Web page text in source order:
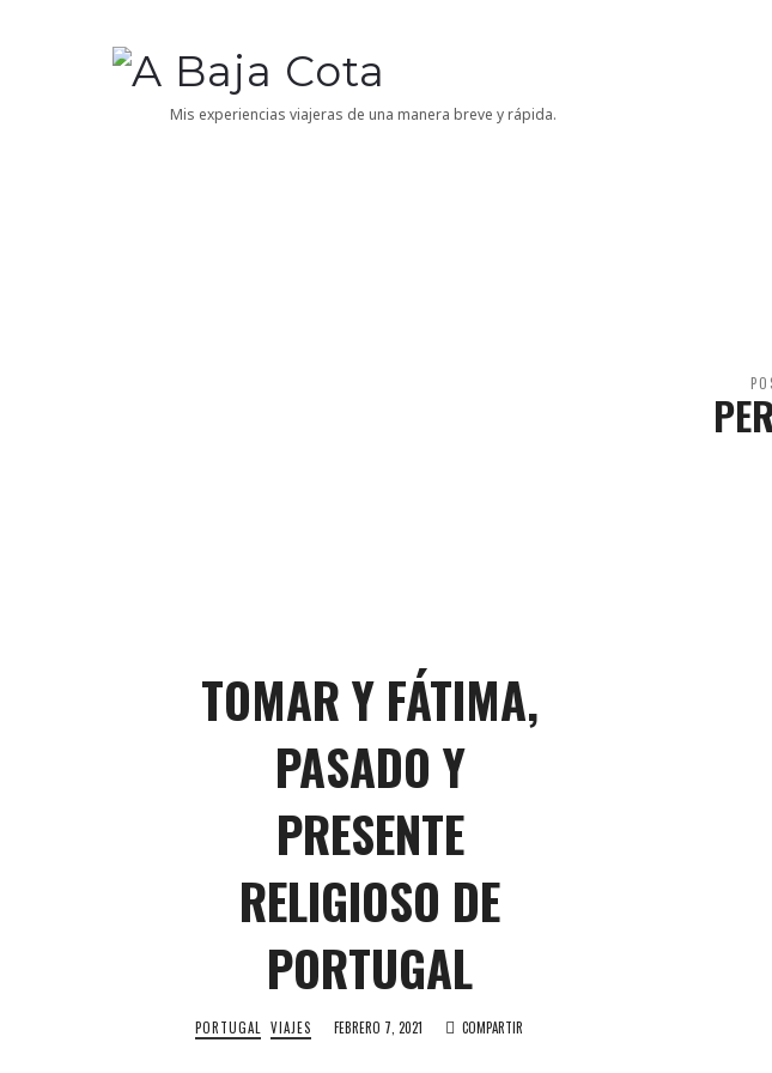
A
BajaMis experiencias viajeras de una manera breve y rápida.
TOMAR Y FÁTIMA,
PASADO Y
PRESENTE
RELIGIOSO DE
PORTUGAL
PORTUGAL VIAJES FEBRERO 7, 2021 COMPARTIR